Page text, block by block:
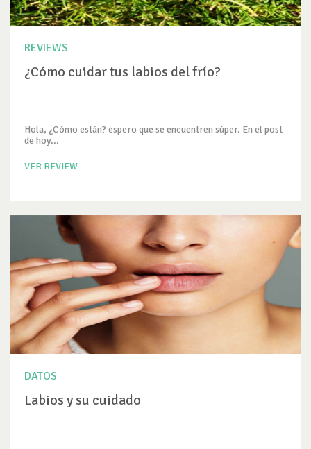
REVIEWS
¿Cómo cuidar tus labios del frío?
Hola, ¿Cómo están? espero que se encuentren súper. En el post
de hoy...
VER REVIEW
DATOS
Labios y su cuidado